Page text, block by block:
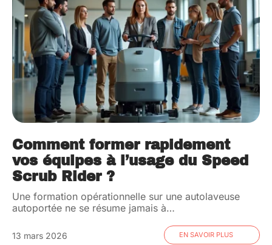
Comment former rapidement
vos équipes à l’usage du Speed
Scrub Rider ?
Une formation opérationnelle sur une autolaveuse
autoportée ne se résume jamais à…
13 mars 2026 EN SAVOIR PLUS